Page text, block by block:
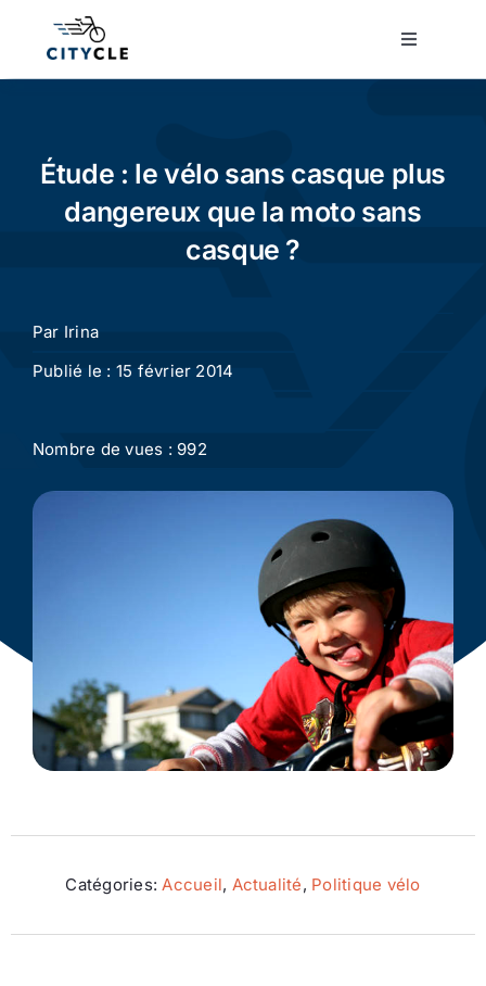
Toggle
Cyclisme urbain
Conseils
Actualité
Étude : le vélo sans casque plus
dangereux que la moto sans
casque ?
Par Irina
Publié le : 15 février 2014
Nombre de vues : 992
Catégories: Accueil, Actualité, Politique vélo